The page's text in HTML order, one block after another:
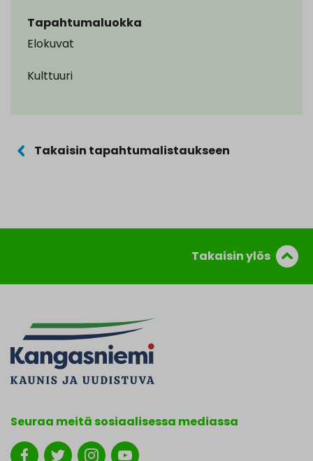
Tapahtumaluokka
Elokuvat
Kulttuuri
Takaisin tapahtumalistaukseen
Takaisin ylös
Seuraa meitä sosiaalisessa mediassa